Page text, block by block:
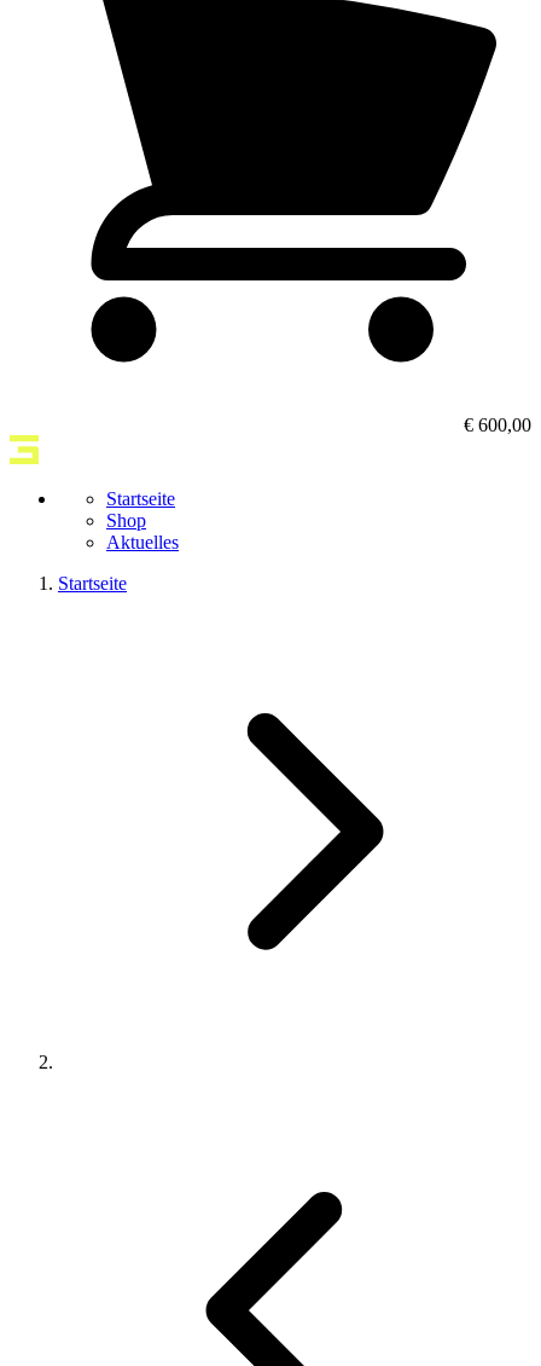
€ 600,00
Startseite
Shop
Aktuelles
Startseite